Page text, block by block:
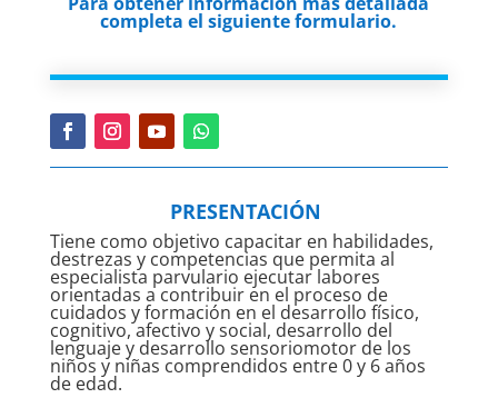
completa el siguiente formulario.
PRESENTACIÓN
Tiene como objetivo capacitar en habilidades,
destrezas y competencias que permita al
especialista parvulario ejecutar labores
orientadas a contribuir en el proceso de
cuidados y formación en el desarrollo físico,
cognitivo, afectivo y social, desarrollo del
lenguaje y desarrollo sensoriomotor de los
niños y niñas comprendidos entre 0 y 6 años
de edad.